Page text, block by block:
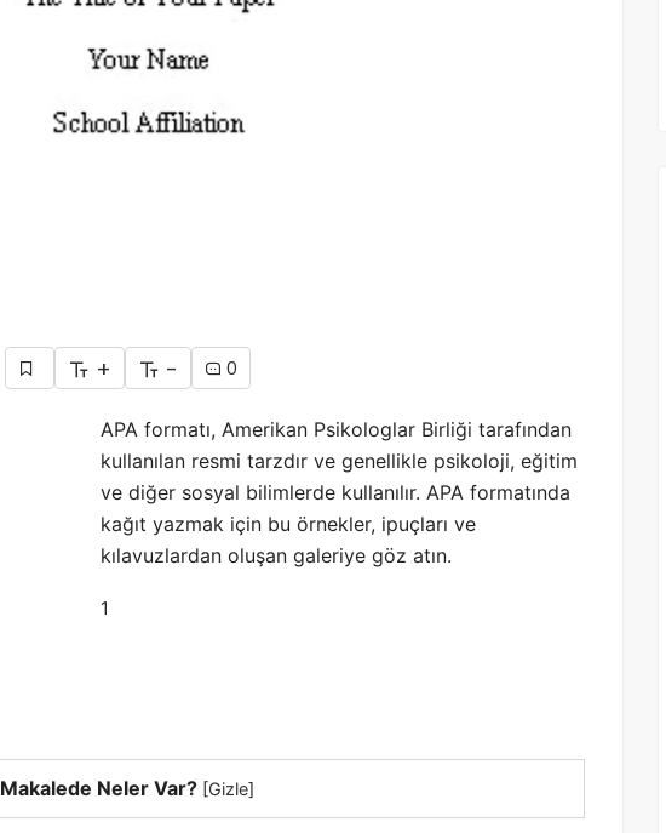
+ - 0
APA formatı, Amerikan Psikologlar Birliği tarafından
kullanılan resmi tarzdır ve genellikle psikoloji, eğitim
ve diğer sosyal bilimlerde kullanılır. APA formatında
kağıt yazmak için bu örnekler, ipuçları ve
kılavuzlardan oluşan galeriye göz atın.
1
Makalede Neler Var? [Gizle]